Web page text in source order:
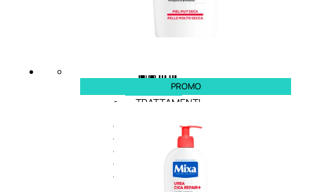
TRATTAMENTI
Trattamento Viso Antieta
Trattamento Viso Giorno
Trattamento Viso Notte
Trattamento Viso 24 Ore
Trattamento Viso Bb E Cc
PROMO